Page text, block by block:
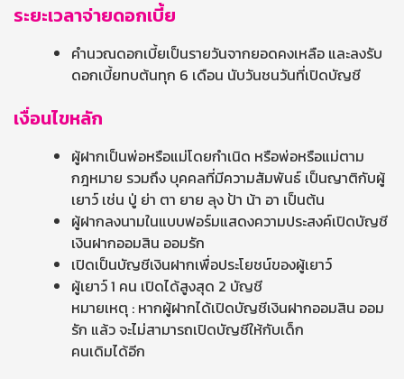
ระยะเวลาจ่ายดอกเบี้ย
คำนวณดอกเบี้ยเป็นรายวันจากยอดคงเหลือ และลงรับ
ดอกเบี้ยทบต้นทุก 6 เดือน นับวันชนวันที่เปิดบัญชี
เงื่อนไขหลัก
ผู้ฝากเป็นพ่อหรือแม่โดยกำเนิด หรือพ่อหรือแม่ตาม
กฎหมาย รวมถึง บุคคลที่มีความสัมพันธ์ เป็นญาติกับผู้
เยาว์ เช่น ปู่ ย่า ตา ยาย ลุง ป้า น้า อา เป็นต้น
ผู้ฝากลงนามในแบบฟอร์มแสดงความประสงค์เปิดบัญชี
เงินฝากออมสิน ออมรัก
เปิดเป็นบัญชีเงินฝากเพื่อประโยชน์ของผู้เยาว์
ผู้เยาว์ 1 คน เปิดได้สูงสุด 2 บัญชี
หมายเหตุ : หากผู้ฝากได้เปิดบัญชีเงินฝากออมสิน ออม
รัก แล้ว จะไม่สามารถเปิดบัญชีให้กับเด็ก
คนเดิมได้อีก